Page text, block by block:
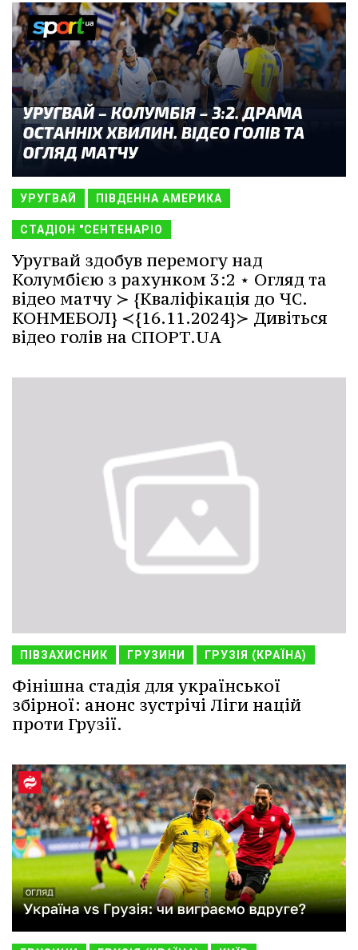
УРУГВАЙ ПІВДЕННА АМЕРИКА
СТАДІОН "СЕНТЕНАРІО
Уругвай здобув перемогу над
Колумбією з рахунком 3:2 ⋆ Огляд та
відео матчу ≻ {Кваліфікація до ЧС.
КОНМЕБОЛ} ≺{16.11.2024}≻ Дивіться
відео голів на СПОРТ.UA
ПІВЗАХИСНИК ГРУЗИНИ ГРУЗІЯ (КРАЇНА)
Фінішна стадія для української
збірної: анонс зустрічі Ліги націй
проти Грузії.